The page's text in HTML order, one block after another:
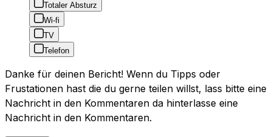
Totaler Absturz
Wi-fi
TV
Telefon
Danke für deinen Bericht! Wenn du Tipps oder
Frustationen hast die du gerne teilen willst, lass bitte eine
Nachricht in den Kommentaren da hinterlasse eine
Nachricht in den Kommentaren.